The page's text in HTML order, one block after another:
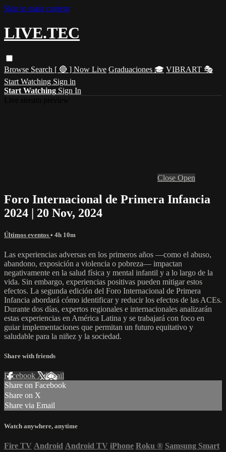
Skip to main content
LIVE.TEC
Browse Search [ 🔴 ] Now Live Graduaciones 🎓 VIBRART 🎭
Start Watching Sign in
Start Watching Sign In
Close Open
Foro Internacional de Primera Infancia
2024 | 20 Nov, 2024
Últimos eventos • 4h 10m
Las experiencias adversas en los primeros años —como el abuso,
abandono, exposición a violencia o pobreza— impactan
negativamente en la salud física y mental infantil y a lo largo de la
vida. Sin embargo, experiencias positivas pueden mitigar estos
efectos. La segunda edición del Foro Internacional de Primera
Infancia abordará cómo identificar y reducir los efectos de las ACEs.
Durante dos días, expertos regionales e internacionales analizarán
estas experiencias en América Latina y se trabajará con foco en
guiar implementaciones que permitan un futuro equitativo y
saludable para la niñez y la sociedad.
Share with friends
Facebook XEmail
Share on Facebook
Share on X
Share via Email
Watch anywhere, anytime
Fire TV Android Android TV iPhone Roku ® Samsung Smart